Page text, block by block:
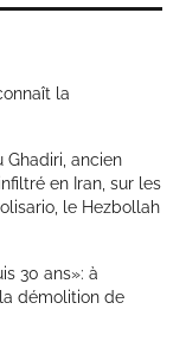
la
Ghadiri, ancien
en Iran, sur les
le Hezbollah
30 ans»: à
démolition de